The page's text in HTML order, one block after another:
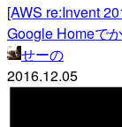
[AWS re:Invent
Google Homeで
せーの
2016.12.05